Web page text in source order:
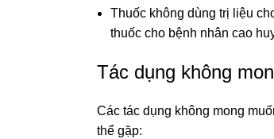
Thuốc không dùng trị liệu
thuốc cho bệnh nhân cao
Tác dụng không
Các tác dụng không mong
thể gặp: